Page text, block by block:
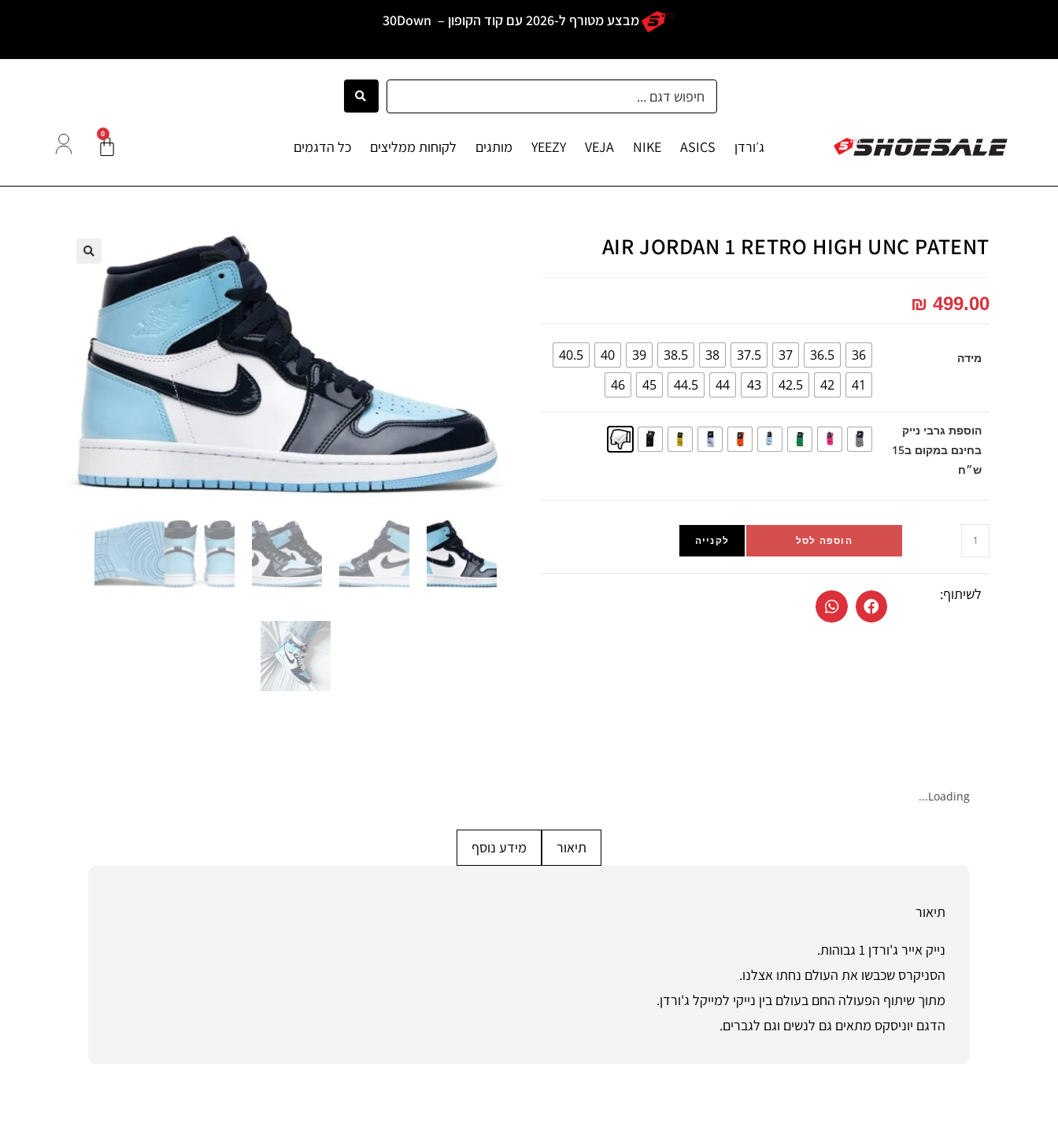
מבצע מטורף ל-2026 עם קוד הקופון – 30Down
ג׳ורדן ASICS
NIKE
VEJA
YEEZY מותגים לקוחות ממליצים כל הדגמים
0
AIR JORDAN 1 RETRO HIGH UNC PATENT
₪ 499.00
מידה 36
36.5
37
37.5
38
38.5
39
40
40.5
41
42
42.5
43
44
44.5
45
46
הוספת גרבי נייק
בחינם במקום ב15
ש״ח
הוספה לסל לקנייה
לשיתוף:
Loading...
תיאור מידע נוסף
תיאור
נייק אייר ג'ורדן 1 גבוהות.
הסניקרס שכבשו את העולם נחתו אצלנו.
מתוך שיתוף הפעולה החם בעולם בין נייקי למייקל ג'ורדן.
הדגם יוניסקס מתאים גם לנשים וגם לגברים.